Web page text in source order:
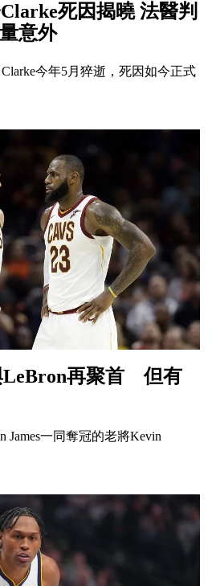
死因揭曉 法醫判
意外
今年5月猝逝，死因如今正式
LeBron再聚首 但有
James一同奪冠的老將Kevin